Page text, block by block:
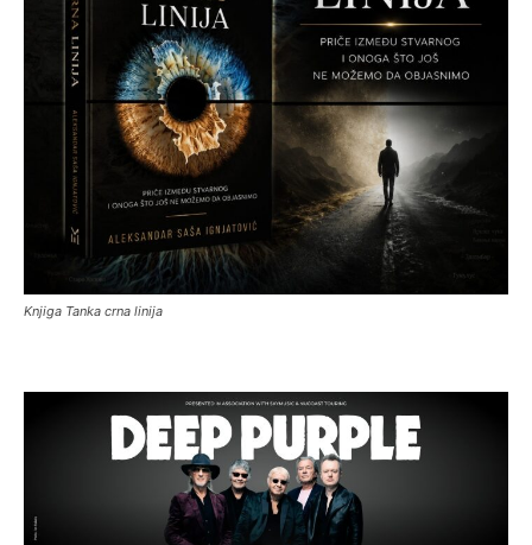
Knjiga Tanka crna linija